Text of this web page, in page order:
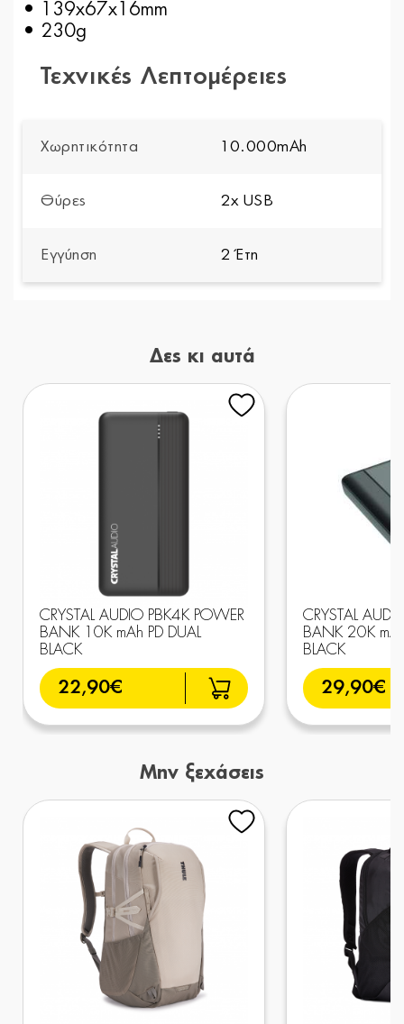
• 139x67x16mm
• 230g
Τεχνικές Λεπτομέρειες
Χωρητικότητα 10.000mAh
Θύρες 2x USB
Εγγύηση 2 Έτη
Δες κι αυτά
CRYSTAL AUDIO PBK4K POWER
BANK 10K mAh PD DUAL
BLACK
22,90€
CRYSTAL
BANK 20K
BLACK
29,90€
Μην ξεχάσεις